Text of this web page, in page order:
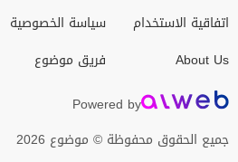
اتفاقية الاستخدام
About Us
سياسة الخصوصية
فريق موضوع
Powered by
جميع الحقوق محفوظة © موضوع 2026